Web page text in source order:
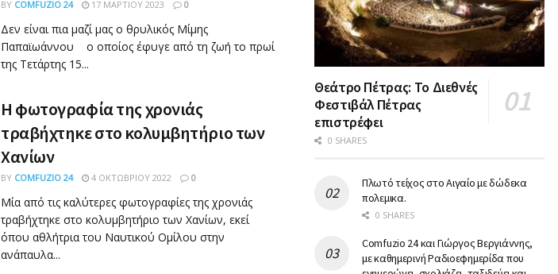
BY COMFUZIO 24 17 ΜΑΡΤΊΟΥ 2023 0
Δεν είναι πια μαζί μας ο θρυλικός Μίμης
Παπαϊωάννου ο οποίος έφυγε από τη ζωή το πρωί
της Τετάρτης 15...
Η φωτογραφία της χρονιάς
τραβήχτηκε στο κολυμβητήριο των
Χανίων
BY COMFUZIO 24 4 ΟΚΤΩΒΡΊΟΥ 2022 0
Μία από τις καλύτερες φωτογραφίες της χρονιάς
τραβήχτηκε στο κολυμβητήριο των Χανίων, εκεί
όπου αθλήτρια του Ναυτικού Ομίλου στην
ανάπαυλα...
Θεάτρο Πέτρας: Το Διεθνές
Φεστιβάλ Πέτρας
επιστρέφει
0 SHARES
Πλωτό τείχος στο Αιγαίο με δώδεκα
πολεμικα.
0 SHARES
Comfuzio 24 και Γιώργος Βεργιάννης,
με καθημερινή Ραδιοεφημερίδα που